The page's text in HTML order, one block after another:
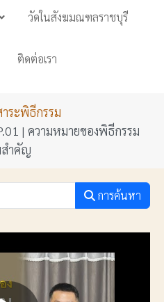
วัดในสังฆมณฑลราชบุรี
ติดต่อเรา
ระพิธีกรรม
| ความหมายของพิธีกรรม
ำคัญ
การค้นหา